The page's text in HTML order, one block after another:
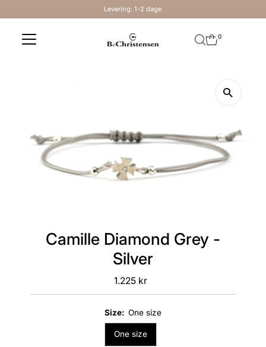
Levering: 1-2 dage
0
Camille Diamond Grey -
Silver
Regular
Price
1.225 kr
Size: One size
One size